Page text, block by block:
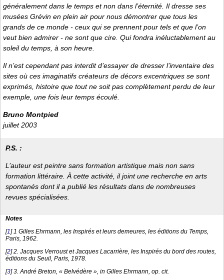
généralement dans le temps et non dans l’éternité. Il dresse ses
musées Grévin en plein air pour nous démontrer que tous les
grands de ce monde - ceux qui se prennent pour tels et que l’on
veut bien admirer - ne sont que cire. Qui fondra inéluctablement au
soleil du temps, à son heure.
Il n’est cependant pas interdit d’essayer de dresser l’inventaire des
sites où ces imaginatifs créateurs de décors excentriques se sont
exprimés, histoire que tout ne soit pas complètement perdu de leur
exemple, une fois leur temps écoulé.
Bruno Montpied
juillet 2003
P.S. :
L’auteur est peintre sans formation artistique mais non sans
formation littéraire. À cette activité, il joint une recherche en arts
spontanés dont il a publié les résultats dans de nombreuses
revues spécialisées.
Notes
[1 ] 1 Gilles Ehrmann, les Inspirés et leurs demeures, les éditions du Temps,
Paris, 1962.
[2]2. Jacques Verroust et Jacques Lacarrière, les Inspirés du bord des routes,
éditions du Seuil, Paris, 1978.
[3]3. André Breton, « Belvédère », in Gilles Ehrmann, op. cit.